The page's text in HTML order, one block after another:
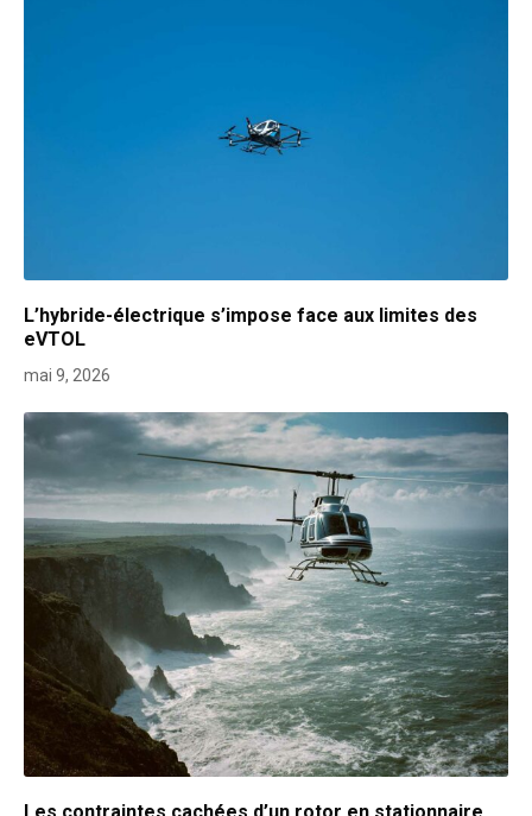
L’hybride-électrique s’impose face aux limites des
eVTOL
mai 9, 2026